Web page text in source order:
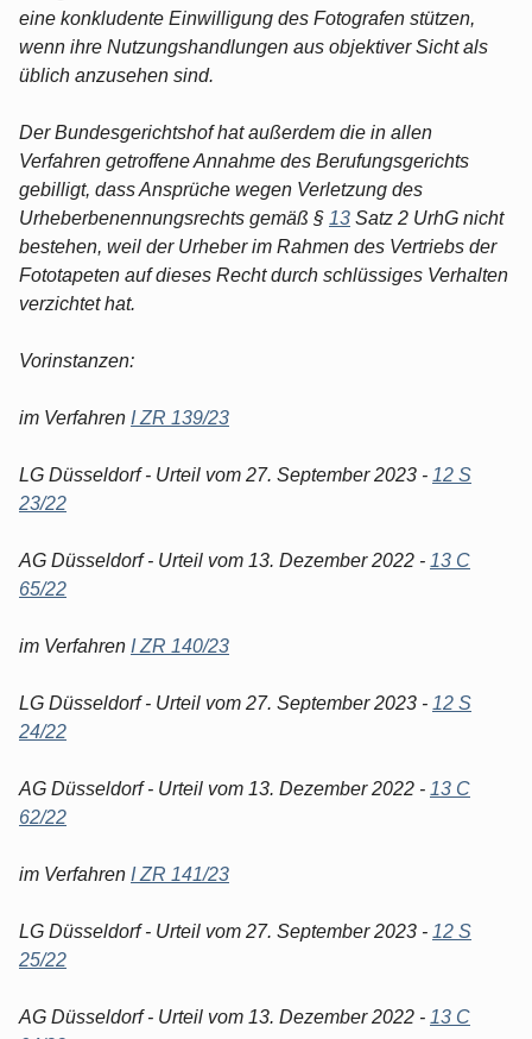
eine konkludente Einwilligung des Fotografen stützen,
wenn ihre Nutzungshandlungen aus objektiver Sicht als
üblich anzusehen sind.
Der Bundesgerichtshof hat außerdem die in allen
Verfahren getroffene Annahme des Berufungsgerichts
gebilligt, dass Ansprüche wegen Verletzung des
Urheberbenennungsrechts gemäß § 13 Satz 2 UrhG nicht
bestehen, weil der Urheber im Rahmen des Vertriebs der
Fototapeten auf dieses Recht durch schlüssiges Verhalten
verzichtet hat.
Vorinstanzen:
im Verfahren I ZR 139/23
LG Düsseldorf - Urteil vom 27. September 2023 - 12 S
23/22
AG Düsseldorf - Urteil vom 13. Dezember 2022 - 13 C
65/22
im Verfahren I ZR 140/23
LG Düsseldorf - Urteil vom 27. September 2023 - 12 S
24/22
AG Düsseldorf - Urteil vom 13. Dezember 2022 - 13 C
62/22
im Verfahren I ZR 141/23
LG Düsseldorf - Urteil vom 27. September 2023 - 12 S
25/22
AG Düsseldorf - Urteil vom 13. Dezember 2022 - 13 C